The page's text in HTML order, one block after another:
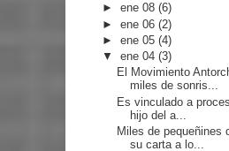
►ene 08(6)
►ene 06(2)
►ene 05(4)
▼ene 04(3)
El Movimiento
miles de sonris...
Es vinculado a
hijo del a...
Miles de pequeñines
su carta a lo...